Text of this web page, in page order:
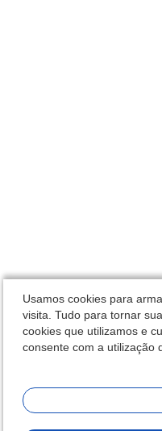
Usamos cookies para
visita. Tudo para tornar
cookies que utilizamos e
consente com a utilização